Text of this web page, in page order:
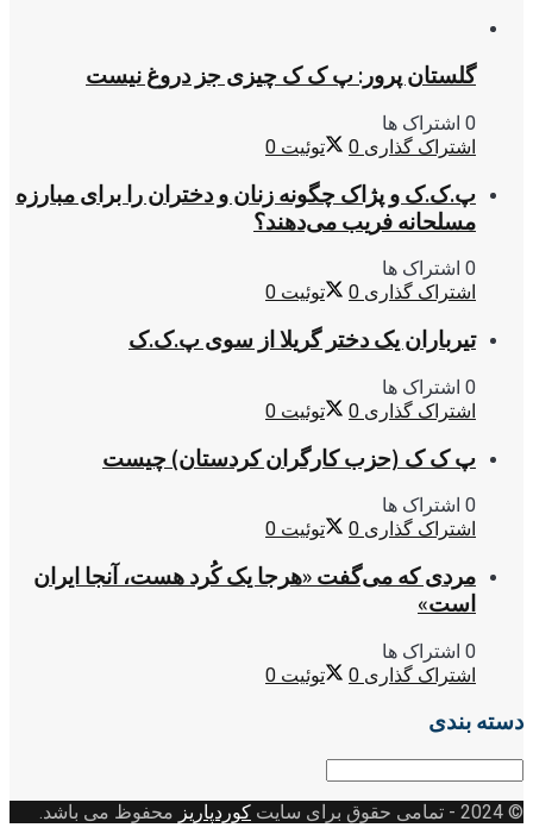
گلستان پرور: پ ک ک چیزی جز دروغ نیست
0 اشتراک ها
اشتراک گذاری 0 توئیت 0
پ.ک.ک و پژاک چگونه زنان و دختران را برای مبارزه
مسلحانه فریب می‌دهند؟
0 اشتراک ها
اشتراک گذاری 0 توئیت 0
تیرباران یک دختر گریلا از سوی پ.ک.ک
0 اشتراک ها
اشتراک گذاری 0 توئیت 0
پ ک ک (حزب کارگران کردستان) چیست
0 اشتراک ها
اشتراک گذاری 0 توئیت 0
مردی که می‌گفت «هرجا یک کُرد هست، آنجا ایران
است»
0 اشتراک ها
اشتراک گذاری 0 توئیت 0
دسته بندی
© 2024
- تمامی حقوق برای سایت کوردپاریز محفوظ می باشد.